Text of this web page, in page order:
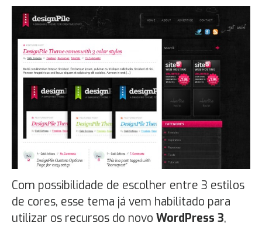
Com possibilidade de escolher entre 3 estilos
de cores, esse tema já vem habilitado para
utilizar os recursos do novo WordPress 3,